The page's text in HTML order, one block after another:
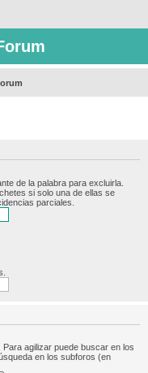
de la palabra para excluirla.
si solo una de ellas se
parciales.
agilizar puede buscar en los
en los subforos (en